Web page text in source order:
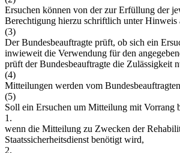
Ersuchen können von der zur Erfüllung der
Berechtigung hierzu schriftlich unter Hinweis
(3)
Der Bundesbeauftragte prüft, ob sich ein
inwieweit die Verwendung für den
prüft der Bundesbeauftragte die Zulässigkeit
(4)
Mitteilungen werden vom
(5)
Soll ein Ersuchen um Mitteilung mit Vorrang
1.
wenn die Mitteilung zu Zwecken der
Staatssicherheitsdienst benötigt wird,
2.